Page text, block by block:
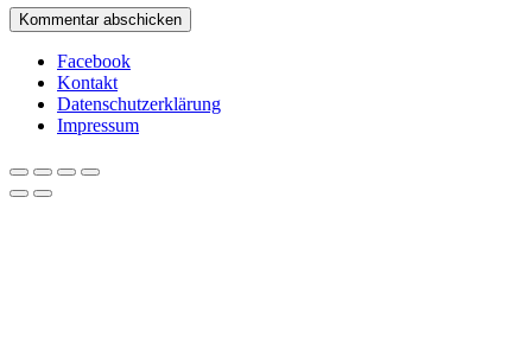
Facebook
Kontakt
Datenschutzerklärung
Impressum